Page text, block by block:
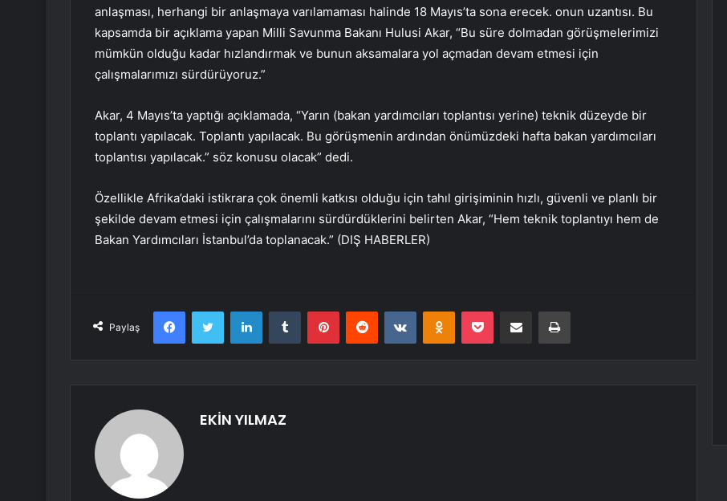
anlaşması, herhangi bir anlaşmaya varılamaması halinde 18 Mayıs’ta sona erecek. onun uzantısı. Bu
kapsamda bir açıklama yapan Milli Savunma Bakanı Hulusi Akar, “Bu süre dolmadan görüşmelerimizi
mümkün olduğu kadar hızlandırmak ve bunun aksamalara yol açmadan devam etmesi için
çalışmalarımızı sürdürüyoruz.”
Akar, 4 Mayıs’ta yaptığı açıklamada, “Yarın (bakan yardımcıları toplantısı yerine) teknik düzeyde bir
toplantı yapılacak. Toplantı yapılacak. Bu görüşmenin ardından önümüzdeki hafta bakan yardımcıları
toplantısı yapılacak.” söz konusu olacak” dedi.
Özellikle Afrika’daki istikrara çok önemli katkısı olduğu için tahıl girişiminin hızlı, güvenli ve planlı bir
şekilde devam etmesi için çalışmalarını sürdürdüklerini belirten Akar, “Hem teknik toplantıyı hem de
Bakan Yardımcıları İstanbul’da toplanacak.” (DIŞ HABERLER)
Paylaş
FacebookTwitter LinkedInTumblr PinterestReddit VKontakteOdnoklassniki
Pocket E-Posta ile paylaş Yazdır
EKİN YILMAZ